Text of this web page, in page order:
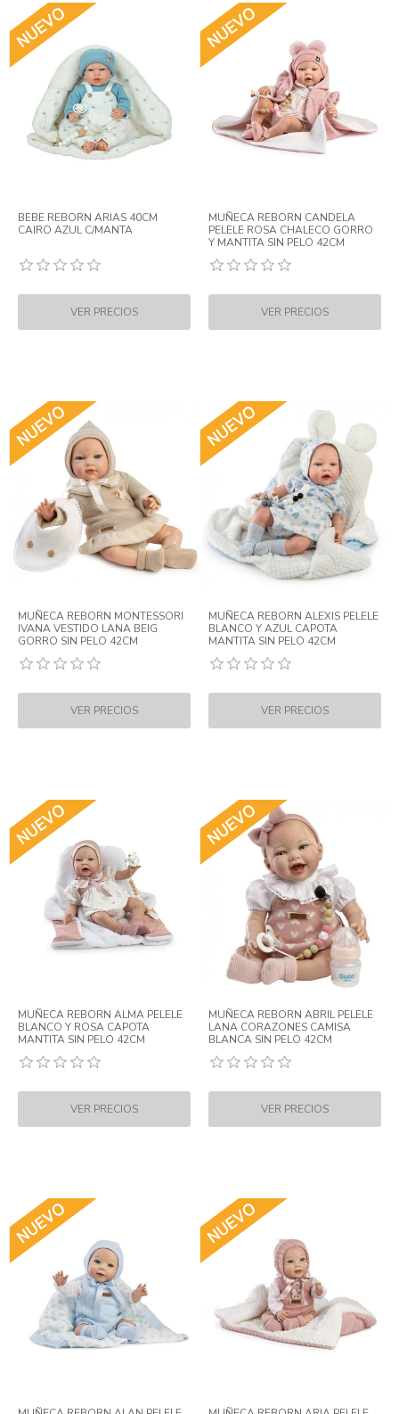
BEBE REBORN ARIAS 40CM
CAIRO AZUL C/MANTA
MUÑECA REBORN CANDELA
PELELE ROSA CHALECO GORRO
Y MANTITA SIN PELO 42CM
MUÑECA REBORN MONTESSORI
IVANA VESTIDO LANA BEIG
GORRO SIN PELO 42CM
MUÑECA REBORN ALEXIS PELELE
BLANCO Y AZUL CAPOTA
MANTITA SIN PELO 42CM
MUÑECA REBORN ALMA PELELE
BLANCO Y ROSA CAPOTA
MANTITA SIN PELO 42CM
MUÑECA REBORN ABRIL PELELE
LANA CORAZONES CAMISA
BLANCA SIN PELO 42CM